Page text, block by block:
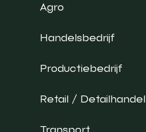
Agro
Handelsbedrijf
Productiebedrijf
Retail / Detailhandel
Transport